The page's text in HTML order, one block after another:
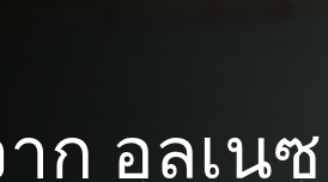
ก อุลเนซู